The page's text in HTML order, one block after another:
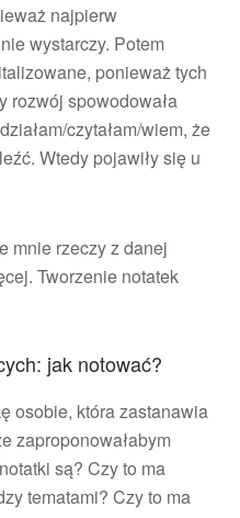
najpierw
wystarczy. Potem
ponieważ tych
rozwój spowodowała
czytałam/wiem, że
Wtedy pojawiły się u
mnie rzeczy z danej
Tworzenie notatek
jak notować?
osobie, która zastanawia
zaproponowałabym
są? Czy to ma
tematami? Czy to ma